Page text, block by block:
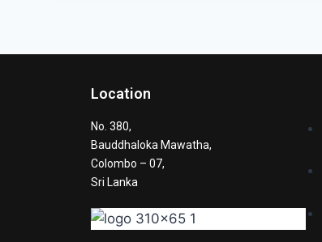
Location
No. 380,
Bauddhaloka Mawatha,
Colombo – 07,
Sri Lanka